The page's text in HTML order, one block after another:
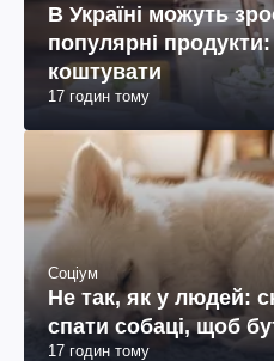
В Україні можуть
популярні
коштувати
17 годин тому
Соціум
Не так, як у людей:
спати собаці, щоб
17 годин тому